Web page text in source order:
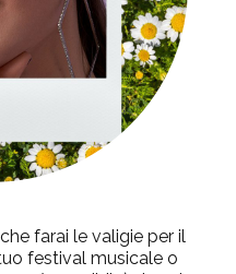
farai le valigie per il
festival musicale o